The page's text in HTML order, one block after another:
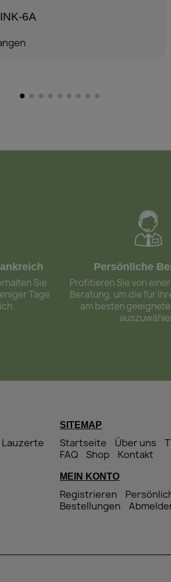
6A
Sie
Tage
Persönliche
Profitieren Sie von
Beratung, um die für
am besten
Lauzerte
SITEMAP
Startseite Über uns
FAQ
Shop Kontakt
MEIN KONTO
Registrieren
Bestellungen